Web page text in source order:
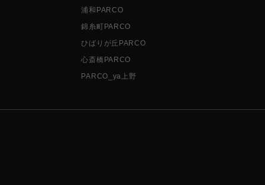
浦和PARCO
錦糸町PARCO
ひばりが丘PARCO
心斎橋PARCO
PARCO_ya上野